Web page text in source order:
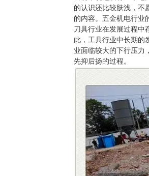
的认识还比较肤浅，不
的内容。五金机电行业
刀具行业在发展过程中
此，工具行业中长期的
业面临较大的下行压力
先抑后扬的过程。